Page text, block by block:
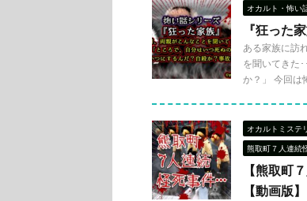
オカルト・怖い
『狂った
ある家族に訪
を聞いてきた
か？」 今回は
オカルトミステ
熊取町７人連続
【熊取町
【動画版】